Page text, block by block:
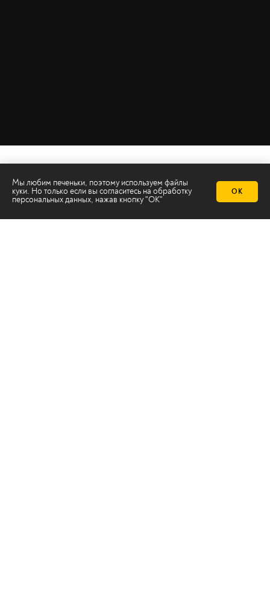
Мы любим печеньки, поэтому используем файлы
куки. Но только если вы согласитесь на обработку
персональных данных, нажав кнопку "ОК"
ОК